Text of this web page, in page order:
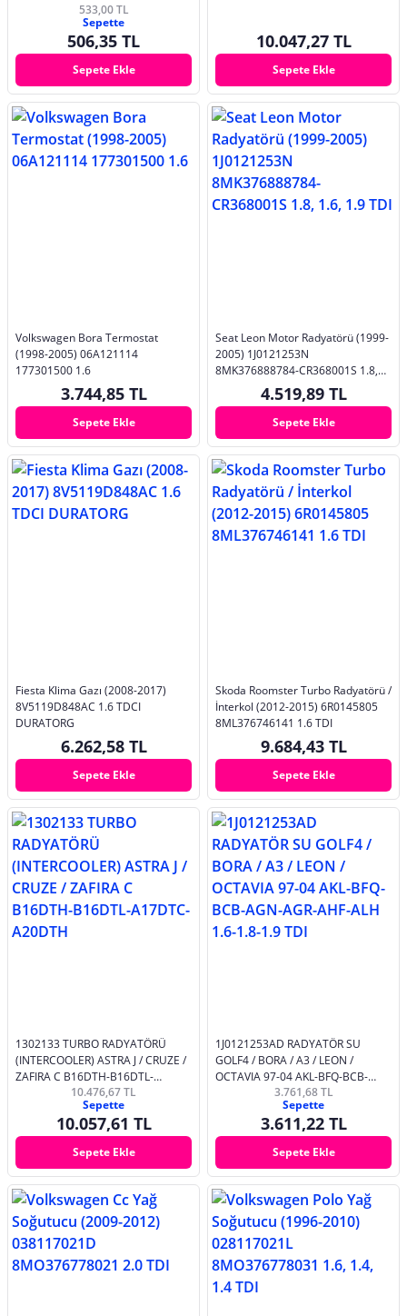
533,00 TL
Sepette
506,35 TL
Sepete Ekle
10.047,27 TL
Sepete Ekle
Volkswagen Bora Termostat
(1998-2005) 06A121114
177301500 1.6
3.744,85 TL
Sepete Ekle
Seat Leon Motor Radyatörü (1999-
2005) 1J0121253N
8MK376888784-CR368001S 1.8,
1.6, 1.9 TDI4.519,89 TL
Sepete Ekle
Fiesta Klima Gazı (2008-2017)
8V5119D848AC 1.6 TDCI
DURATORG
6.262,58 TL
Sepete Ekle
Skoda Roomster Turbo Radyatörü /
İnterkol (2012-2015) 6R0145805
8ML376746141 1.6 TDI
9.684,43 TL
Sepete Ekle
1302133 TURBO RADYATÖRÜ
(INTERCOOLER) ASTRA J / CRUZE /
ZAFIRA C B16DTH-B16DTL-
A17DTC-A20DTH10.476,67 TL
Sepette
10.057,61 TL
Sepete Ekle
1J0121253AD RADYATÖR SU
GOLF4 / BORA / A3 / LEON /
OCTAVIA 97-04 AKL-BFQ-BCB-
AGN-AGR-AHF-ALH 1.6-1.8-1.9 TDI
3.761,68 TL
Sepette
3.611,22 TL
Sepete Ekle